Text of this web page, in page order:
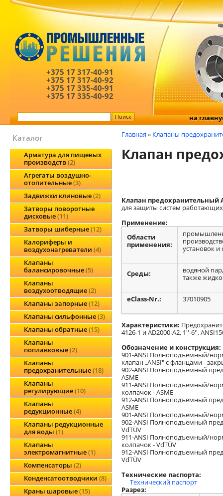
+375 17 317-40-91
+375 17 317-40-92
+375 17 335-40-91
+375 17 335-40-92
на
Каталог
Арматура для пищевых
производств 2
Агрегаты воздушно-
отопительные 3
Задвижки клиновые 2
Затворы поворотные
дисковые 11
Затворы шиберные 12
Калориферы и
воздухонагреватели 4
Клапаны
балансировочные 5
Клапаны
воздухоотводящие 2
Клапаны запорные 12
Клапаны сильфонные 3
Клапаны обратные 15
Клапаны
поплавковые 2
Клапаны
предохранительные 18
Клапаны
регулирующие 10
Клапаны
редукционные 4
Клапаны редукционные
для воды 1
Клапаны
электромагнитные 1
Компенсаторы 2
Конденсатоотводчики 8
Краны шаровые 15
Главная » Клапаны
Клапан
Клапан предохранительный
для защиты систем
Применение:
Области
применения:
установок и
Среды:
водяной
также
eClass-Nr.: 37010905
Характеристики:
4126-1 и AD2000-A2, 1''-6'',
Обозначение и конструкция:
901-ANSI Полноподъемный/
клапан „ANSI" с фланцами -
902-ANSI Полноподъемный
ASME
911-ANSI Полноподъемный/
колпачок - ASME
912-ANSI Полноподъемный
ASME
901-ANSI Полноподъемный/
902-ANSI Полноподъемный
VdTÜV
911-ANSI Полноподъемный/
колпачок - VdTÜV
912-ANSI Полноподъемный
VdTÜV
Технические паспорта:
Технический паспорт
Разрез: